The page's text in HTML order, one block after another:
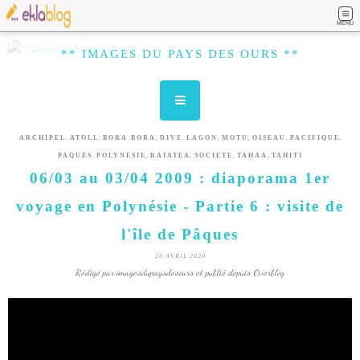
MENU
** IMAGES DU PAYS DES OURS **
ARCHIPEL , ATOLL , BORA BORA , DIVE , LAGON , MOTU , OISEAU , PACIFIQUE ,
PAQUES , POLYNESIE , RAIATEA , SOCIETE , TAHAA , TAHITI
06/03 au 03/04 2009 : diaporama 1er
voyage en Polynésie - Partie 6 : visite de
l'île de Pâques
26 AVRIL 2020
Rédigé par imagesdupaysdesours et publié depuis Overblog